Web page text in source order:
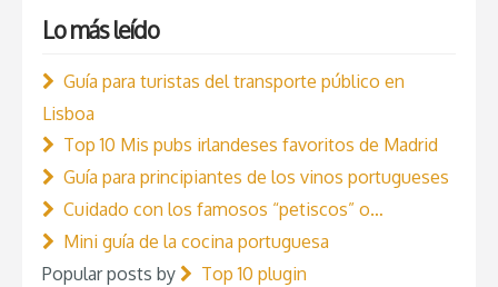
Lo más leído
Guía para turistas del transporte público en
Lisboa
Top 10 Mis pubs irlandeses favoritos de Madrid
Guía para principiantes de los vinos portugueses
Cuidado con los famosos “petiscos” o…
Mini guía de la cocina portuguesa
Popular posts by
Top 10 plugin